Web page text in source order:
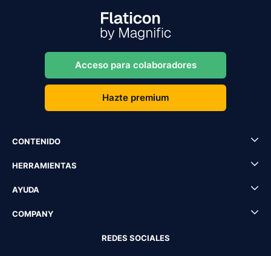
Acceso para colaboradores
Hazte premium
CONTENIDO
HERRAMIENTAS
AYUDA
COMPANY
REDES SOCIALES